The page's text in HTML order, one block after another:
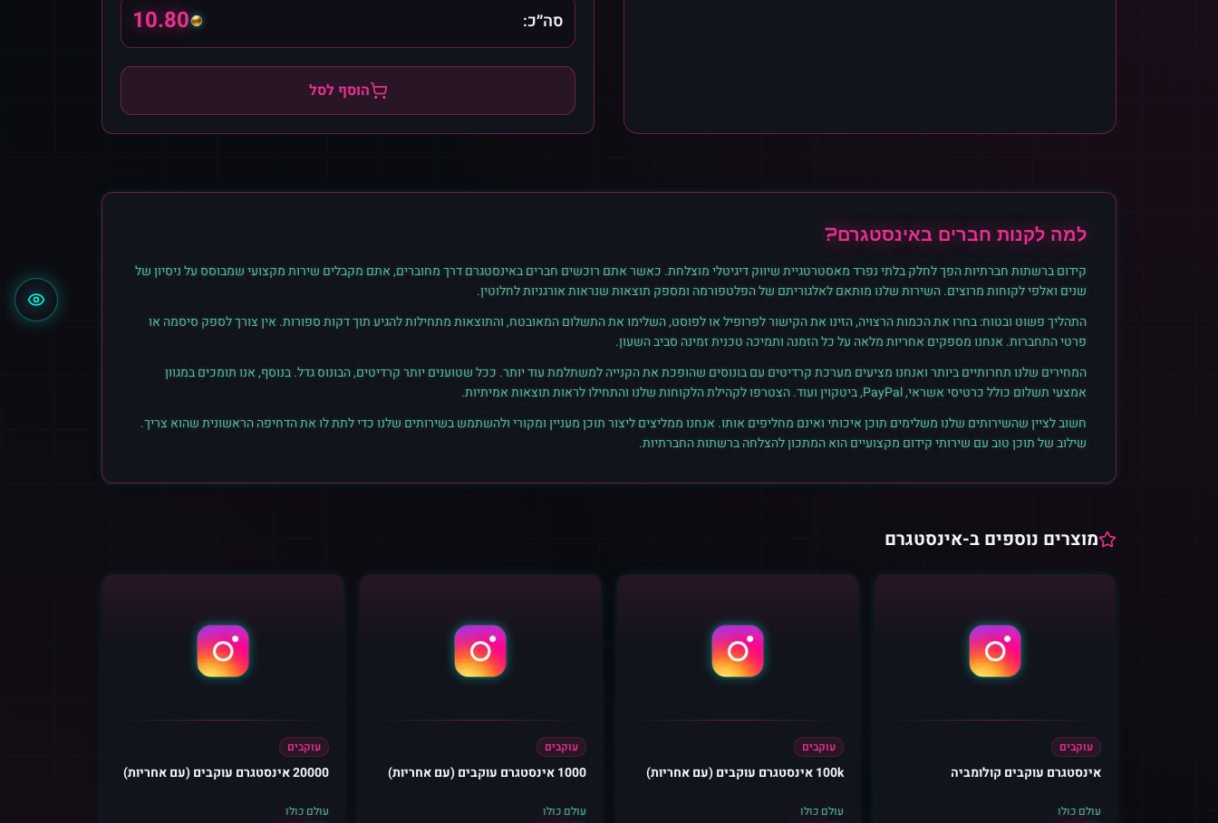
סה״כ: 10.80
הוסף לסל
למה לקנות חברים באינסטגרם?
קידום ברשתות חברתיות הפך לחלק בלתי נפרד מאסטרטגיית שיווק דיגיטלי מוצלחת. כאשר אתם רוכשים חבריםבאינסטגרםדרך מחוברים, אתם מקבלים שירות מקצועי שמבוסס על ניסיון של
שנים ואלפי לקוחות מרוצים. השירות שלנו מותאם לאלגוריתם של הפלטפורמה ומספק תוצאות שנראות אורגניות לחלוטין.
התהליך פשוט ובטוח: בחרו את הכמות הרצויה, הזינו את הקישור לפרופיל או לפוסט, השלימו את התשלום המאובטח, והתוצאות מתחילות להגיע תוך דקות ספורות. אין צורך לספק סיסמה או
פרטי התחברות. אנחנו מספקים אחריות מלאה על כל הזמנה ותמיכה טכנית זמינה סביב השעון.
המחירים שלנו תחרותיים ביותר ואנחנו מציעים מערכת קרדיטים עם בונוסים שהופכת את הקנייה למשתלמת עוד יותר. ככל שטוענים יותר קרדיטים, הבונוס גדל. בנוסף, אנו תומכים במגוון
אמצעי תשלום כולל כרטיסי אשראי, PayPal, ביטקוין ועוד. הצטרפו לקהילת הלקוחות שלנו והתחילו לראות תוצאות אמיתיות.
חשוב לציין שהשירותים שלנו משלימים תוכן איכותי ואינם מחליפים אותו. אנחנו ממליצים ליצור תוכן מעניין ומקורי ולהשתמש בשירותים שלנו כדי לתת לו את הדחיפה הראשונית שהוא צריך.
שילוב של תוכן טוב עם שירותי קידום מקצועיים הוא המתכון להצלחה ברשתות החברתיות.
מוצרים נוספים ב-אינסטגרם
עוקבים
אינסטגרם עוקבים קולומביה
עולם כולו
עוקבים
100k אינסטגרם עוקבים (עם אחריות)
עולם כולו
עוקבים
1000 אינסטגרם עוקבים (עם אחריות)
עולם כולו
עוקבים
20000 אינסטגרם עוקבים (עם אחריות)
עולם כולו